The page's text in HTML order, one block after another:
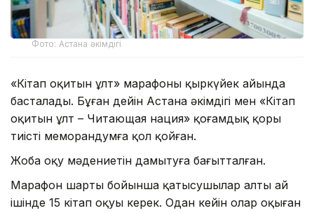
Фото: Астана әкімдігі
«Кітап оқитын ұлт» марафоны қыркүйек айында
басталады. Бұған дейін Астана әкімдігі мен «Кітап
оқитын ұлт – Читающая нация» қоғамдық қоры
тиісті меморандумға қол қойған.
Жоба оқу мәдениетін дамытуға бағытталған.
Марафон шарты бойынша қатысушылар алты ай
ішінде 15 кітап оқуы керек. Одан кейін олар оқыған